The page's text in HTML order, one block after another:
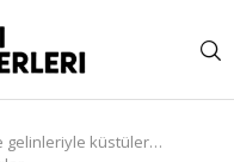
gelinleriyle küstüler…